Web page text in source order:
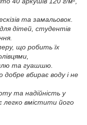
та замальовок.
дітей, студентів
що робить їх
та гуашшю.
вбирає воду і не
та надійність у
легко вмістити його